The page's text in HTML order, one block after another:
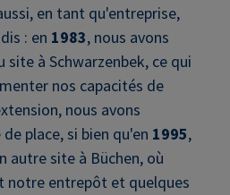
en tant qu'entreprise,
: en 1983, nous avons
site à Schwarzenbek, ce qui
nos capacités de
nous avons
place, si bien qu'en 1995,
autre site à Büchen, où
notre entrepôt et quelques